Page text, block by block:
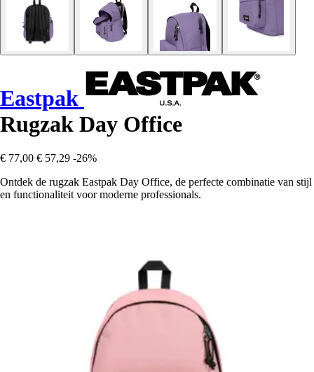
Eastpak
Rugzak Day Office
€ 77,00 € 57,29 -26%
Ontdek de rugzak Eastpak Day Office, de perfecte combinatie van stijl
en functionaliteit voor moderne professionals.